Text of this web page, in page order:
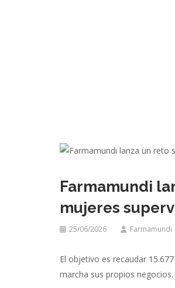
Farmamundi
mujeres
25/06/2026 Farmamundi
El objetivo es recaudar
marcha sus propios negocios.